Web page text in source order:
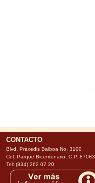
CONTACTO
Blvd. Praxedis Balboa No. 3100
Col. Parque Bicentenario, C.P. 87083
Tel: (834) 262 07 20